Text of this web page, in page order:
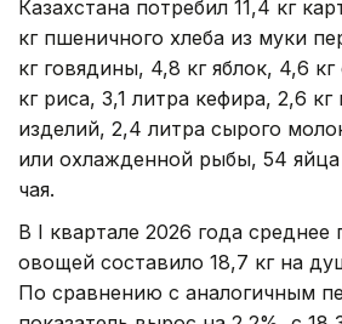
Казахстана потребил 11,4 кг
кг пшеничного хлеба из муки
кг говядины, 4,8 кг яблок, 4,6
кг риса, 3,1 литра кефира, 2,6
изделий, 2,4 литра сырого
или охлажденной рыбы, 54 яйца
чая.
В I квартале 2026 года среднее
овощей составило 18,7 кг на
По сравнению с аналогичным